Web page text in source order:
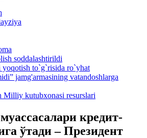
soddalashtirildi
to`g`risida ro`yhat
jamg'armasining vatandoshlarga
Milliy kutubxonasi resurslari
кредит-
ўтади – Президент